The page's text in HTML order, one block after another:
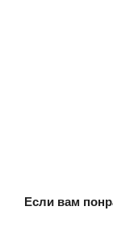
Если вам